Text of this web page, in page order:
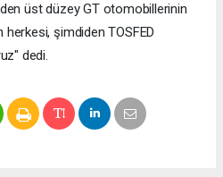
üst düzey GT otomobillerinin
herkesi, şimdiden TOSFED
dedi.